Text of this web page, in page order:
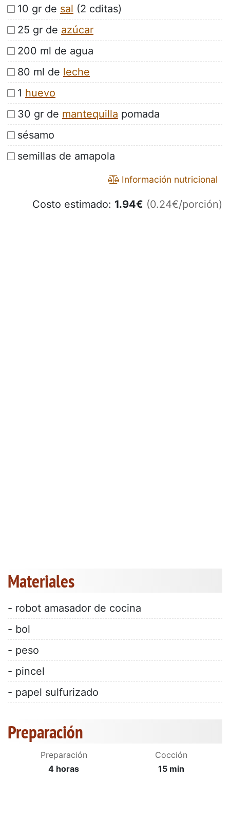
10 gr de sal (2 cditas)
25 gr de azúcar
200 ml de agua
80 ml de leche
1 huevo
30 gr de mantequilla pomada
sésamo
semillas de amapola
Información nutricional
Costo estimado: 1.94€ (0.24€/porción)
Materiales
- robot amasador de cocina
- bol
- peso
- pincel
- papel sulfurizado
Preparación
Preparación
4 horas
Cocción
15 min